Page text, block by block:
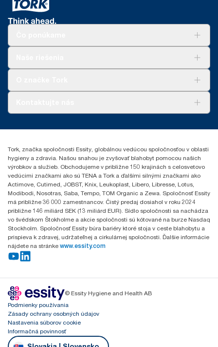
Essity Slovakia s.r.o.
049 12 Gemerská Hôrka
Tork, značka spoločnosti Essity, globálnou vedúcou spoločnosťou v oblasti
hygieny a zdravia. Našou snahou je zvyšovať blahobyt pomocou našich
výrobkov a služieb. Obchodujeme v približne 150 krajinách s celosvetovo
vedúcimi značkami ako sú TENA a Tork a ďalšími silnými značkami ako
Actimove, Cutimed, JOBST, Knix, Leukoplast, Libero, Libresse, Lotus,
Modibodi, Nosotras, Saba, Tempo, TOM Organic a Zewa. Spoločnosť Essity
má približne 36 000 zamestnancov. Čistý predaj dosiahol v roku 2024
približne 146 miliárd SEK (13 miliárd EUR). Sídlo spoločnosti sa nachádza
vo švédskom Štokholme a akcie spoločnosti sú kótované na burze Nasdaq
Stockholm. Spoločnosť Essity búra bariéry ktoré stoja v ceste blahobytu a
prispieva k zdravej, udržateľnej a cirkulárnej spoločnosti. Ďalšie informácie
nájdete na stránke www.essity.com
© Essity Hygiene and Health AB
Podmienky používania
Zásady ochrany osobných údajov
Nastavenia súborov cookie
Informačná povinnosť